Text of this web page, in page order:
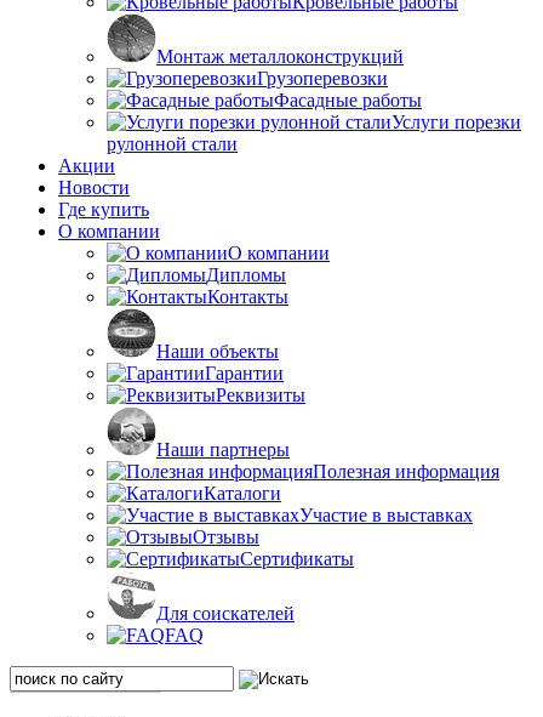
Монтаж металлоконструкций
Грузоперевозки
Фасадные работы
Услуги порезки
рулонной стали
Акции
Новости
Где купить
О компании
О компании
Дипломы
Контакты
Наши объекты
Гарантии
Реквизиты
Наши партнеры
Полезная информация
Каталоги
Участие в выставках
Отзывы
Сертификаты
Для соискателей
FAQ